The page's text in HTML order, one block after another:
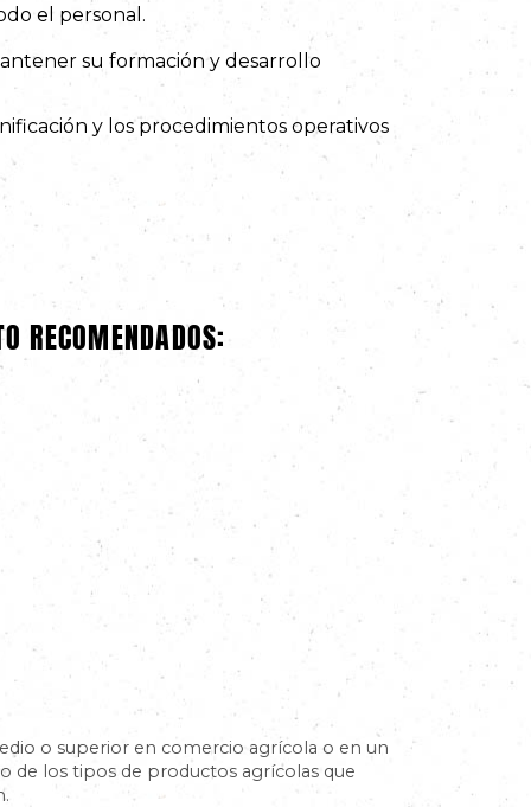
el personal.
su formación y desarrollo
y los procedimientos operativos
RECOMENDADOS:
o superior en comercio agrícola o en un
de los tipos de productos agrícolas que